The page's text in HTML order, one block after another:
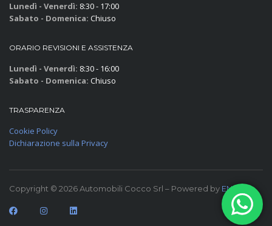
Lunedì - Venerdì: 8:30 - 17:00
Sabato - Domenica: Chiuso
ORARIO REVISIONI E ASSISTENZA
Lunedì - Venerdì: 8:30 - 16:00
Sabato - Domenica: Chiuso
TRASPARENZA
Cookie Policy
Dichiarazione sulla Privacy
Copyright © 2026 Automobili Cocco Srl – Powered by ENKEY